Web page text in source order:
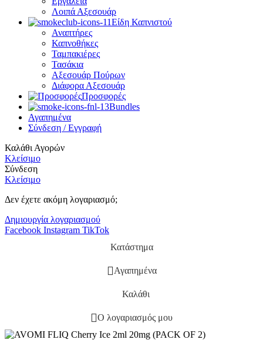
Λοιπά Αξεσουάρ
Είδη Καπνιστού
Αναπτήρες
Καπνοθήκες
Ταμπακιέρες
Τασάκια
Αξεσουάρ Πούρων
Διάφορα Αξεσουάρ
Προσφορές
Bundles
Αγαπημένα
Σύνδεση / Εγγραφή
Καλάθι Αγορών
Κλείσιμο
Σύνδεση
Κλείσιμο
Δεν έχετε ακόμη λογαριασμό;
Δημιουργία λογαριασμού
Facebook Instagram TikTok
Κατάστημα
Αγαπημένα
Καλάθι
Ο λογαριασμός μου